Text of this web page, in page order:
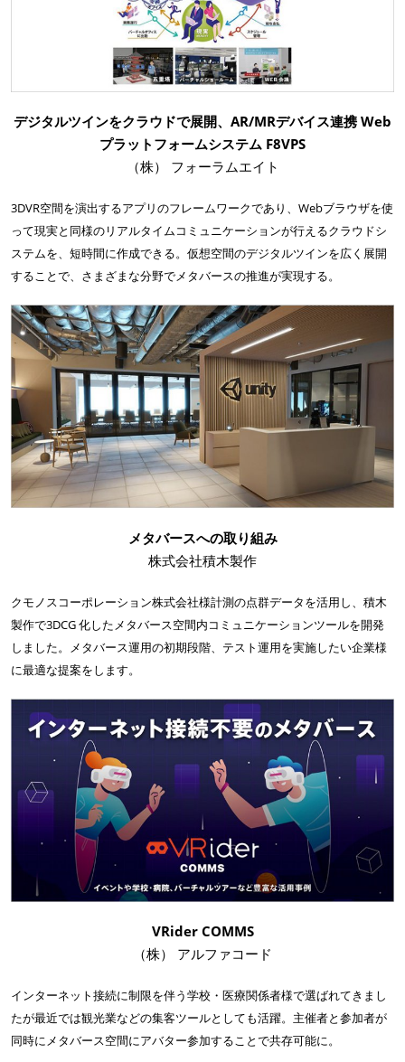
デジタルツインをクラウドで展開、AR/MRデバイス連携 Web
プラットフォームシステム F8VPS
（株） フォーラムエイト
3DVR空間を演出するアプリのフレームワークであり、Webブラウザを使
って現実と同様のリアルタイムコミュニケーションが行えるクラウドシ
ステムを、短時間に作成できる。仮想空間のデジタルツインを広く展開
することで、さまざまな分野でメタバースの推進が実現する。
メタバースへの取り組み
株式会社積木製作
クモノスコーポレーション株式会社様計測の点群データを活用し、積木
製作で3DCG 化したメタバース空間内コミュニケーションツールを開発
しました。メタバース運用の初期段階、テスト運用を実施したい企業様
に最適な提案をします。
VRider COMMS
（株） アルファコード
インターネット接続に制限を伴う学校・医療関係者様で選ばれてきまし
たが最近では観光業などの集客ツールとしても活躍。主催者と参加者が
同時にメタバース空間にアバター参加することで共存可能に。